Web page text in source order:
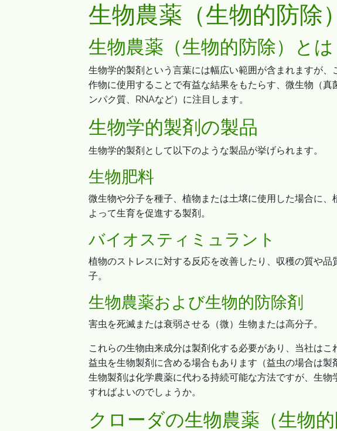
生物農薬（生物的防除）
生物農薬（生物的防除）とは
生物学的製剤という言葉には幅広い範囲が含まれますが、
作物に使用することで有益な結果をもたらす、微生物（
ンパク質、RNAなど）に注目します。
生物学的製剤の製品
生物学的製剤として以下のような製品が挙げられます。
生物肥料
微生物や分子を種子、植物または土壌に使用した場合に
よって生育を促進する製剤。
バイオスティミュラント
植物のストレスに対する反応を改善したり、収穫の質や
子。
生物農薬および生物的防除剤
害虫を死滅または衰弱させる（微）生物または高分子。
これらの生物由来成分は製剤化する必要があり、当社は
益虫を生物製剤に含める場合もあります（益虫の場合は製
生物製剤は化学農薬に代わる持続可能な方法ですが、生
すればよいのでしょうか。
クローダの生物農薬（生物的